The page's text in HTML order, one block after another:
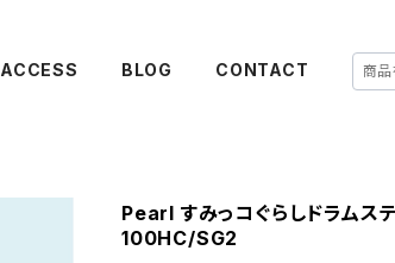
ACCESS BLOG CONTACT
Pearl すみっコぐらしドラム
100HC/SG2